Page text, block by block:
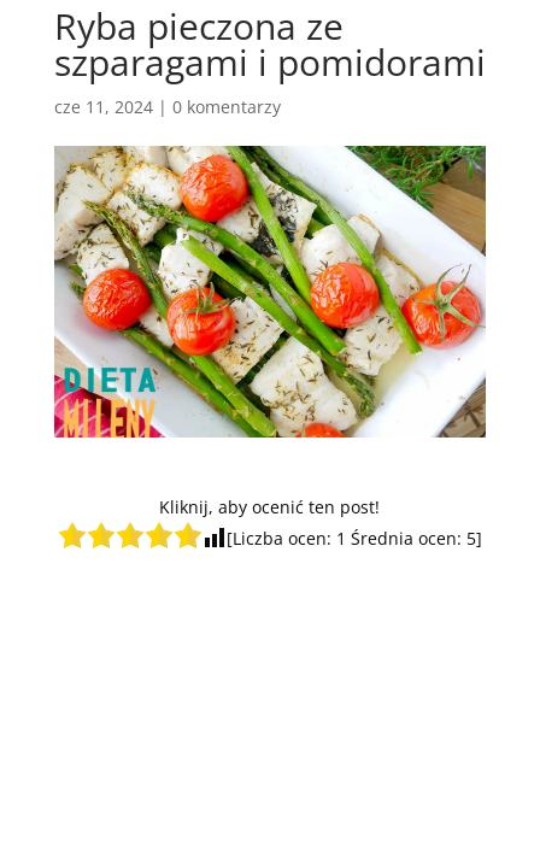
Ryba pieczona ze
szparagami i pomidorami
cze 11, 2024| 0 komentarzy
Kliknij, aby ocenić ten post!
[Liczba ocen: 1 Średnia ocen: 5]